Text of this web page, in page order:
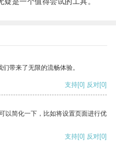
带来了无限的流畅体验。
支持[0] 反对[0]
以简化一下，比如将设置页面进行优
支持[0] 反对[0]